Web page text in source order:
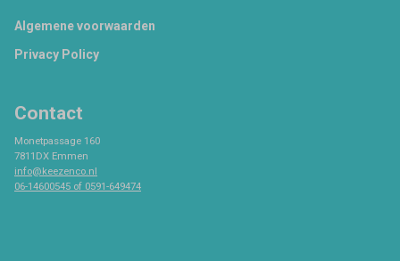
Footer
Algemene voorwaarden
Privacy Policy
Contact
Monetpassage 160
7811DX Emmen
info@keezenco.nl
06-14600545 of 0591-649474